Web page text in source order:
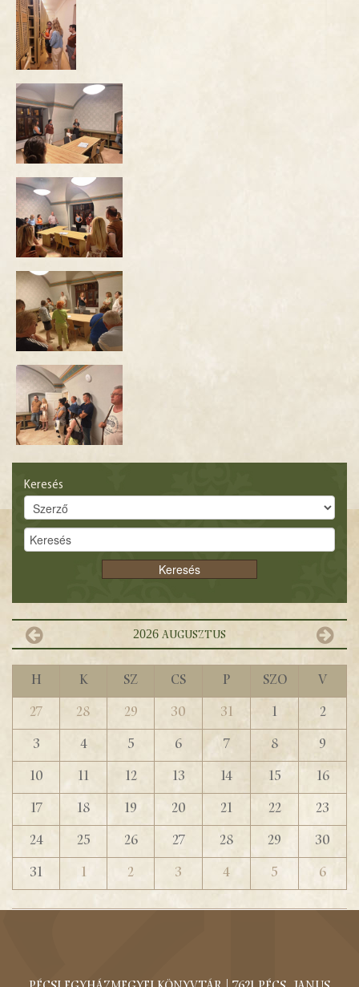
Keresés
2026 augusztus
H K Sz Cs P Szo
V
27
28 29 30 31 1
2
3
4 5 6 7 8
9
10
11 12 13 14 15
16
17
18 19 20 21 22
23
24
25 26 27 28 29
30
31
1 2 3 4 5 6